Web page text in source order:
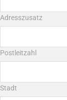
Adresszusatz
Postleitzahl
Stadt